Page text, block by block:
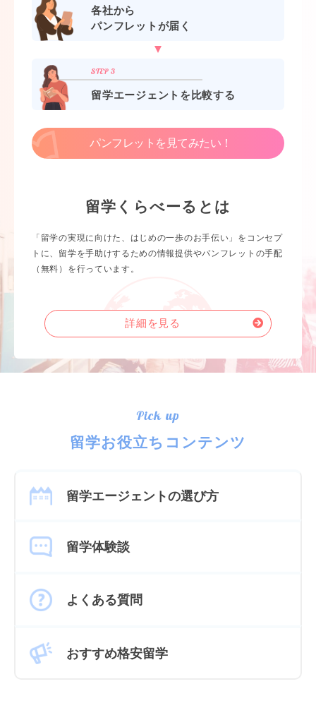
各社から
パンフレットが届く
留学エージェントを比較する
パンフレットを見てみたい！
留学くらべーるとは
「留学の実現に向けた、はじめの一歩のお手伝い」をコンセプ
トに、留学を手助けするための情報提供やパンフレットの手配
（無料）を行っています。
詳細を見る
Pick up
留学お役立ちコンテンツ
留学エージェントの選び方
留学体験談
よくある質問
おすすめ格安留学